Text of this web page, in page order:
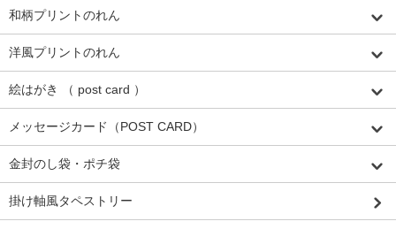
和柄プリントのれん
洋風プリントのれん
絵はがき （ post card ）
メッセージカード（POST CARD）
金封のし袋・ポチ袋
掛け軸風タペストリー